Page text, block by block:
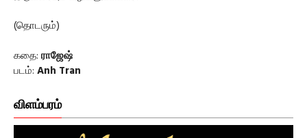
(தொடரும்)
கதை: ராஜேஷ்
படம்: Anh Tran
விளம்பரம்